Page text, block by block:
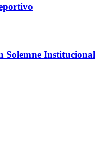
Solemne Institucional